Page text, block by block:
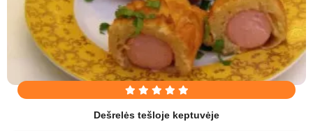
Dešrelės tešloje keptuvėje